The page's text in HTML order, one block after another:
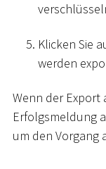
Klicken Sie
werden
Wenn der Export
Erfolgsmeldung
um den Vorgang